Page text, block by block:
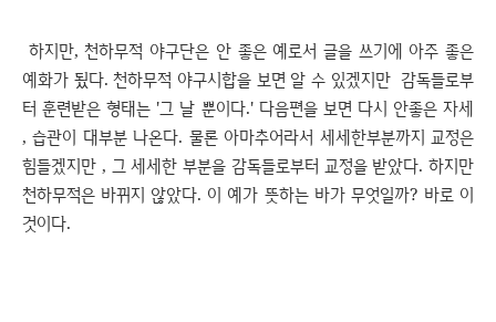
하지만, 천하무적 야구단은 안 좋은 예로서 글을 쓰기에 아주 좋은
예화가 됬다. 천하무적 야구시합을 보면 알 수 있겠지만 감독들로부
터 훈련받은 형태는 '그 날 뿐이다.' 다음편을 보면 다시 안좋은 자세
, 습관이 대부분 나온다. 물론 아마추어라서 세세한부분까지 교정은
힘들겠지만 , 그 세세한 부분을 감독들로부터 교정을 받았다. 하지만
천하무적은 바뀌지 않았다. 이 예가 뜻하는 바가 무엇일까? 바로 이
것이다.